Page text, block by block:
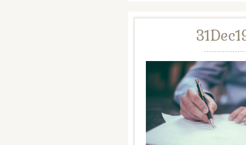
31Dec